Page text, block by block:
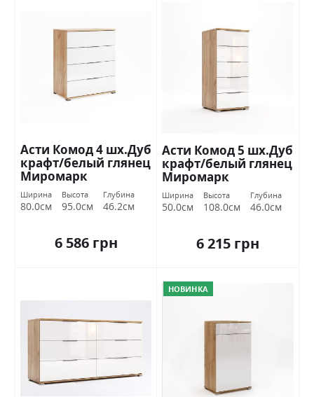
Асти Комод 4 шх.Дуб
крафт/белый глянец
Миромарк
Ширина
80.0см
Высота
95.0см
Глубина
46.2см
6 586 грн
Асти Комод 5 шх.Дуб
крафт/белый глянец
Миромарк
Ширина
50.0см
Высота
108.0см
Глубина
46.0см
6 215 грн
НОВИНКА